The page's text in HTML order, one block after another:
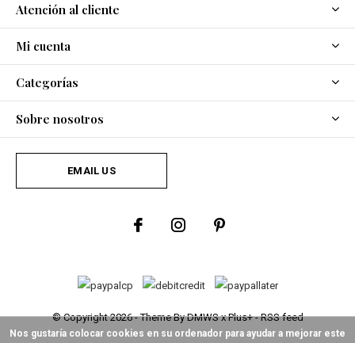
Atención al cliente
Mi cuenta
Categorías
Sobre nosotros
EMAIL US
© Copyright2026- Theme ByDMWSxPlus+-RSS feed
Nos gustaría colocar cookies en su ordenador para ayudar a mejorar este